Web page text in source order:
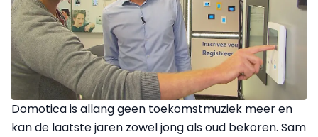
Domotica is allang geen toekomstmuziek meer en
kan de laatste jaren zowel jong als oud bekoren. Sam